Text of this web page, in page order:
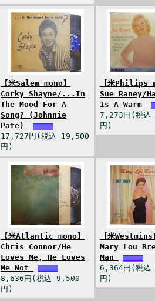
【米Salem mono】
Corky Shayne/...In
The Mood For A
Song? (Johnnie
Pate)
17,727円(税込 19,500
円)
【米Philips
Sue Raney/
Is A Warm
7,273円(税込
円)
【米Atlantic mono】
Chris Connor/He
Loves Me, He Loves
Me Not
8,636円(税込 9,500
円)
【米
Mary Lou
Man
6,364円(税込
円)